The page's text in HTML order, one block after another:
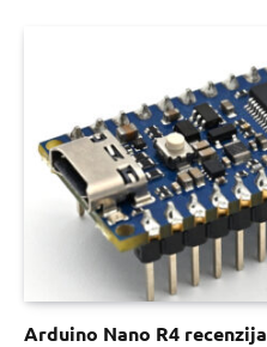
Arduino Nano R4 recenzija